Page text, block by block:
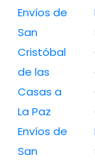
Envíos de
San
Cristóbal
de las
Casas a
La Paz
Envíos de
San